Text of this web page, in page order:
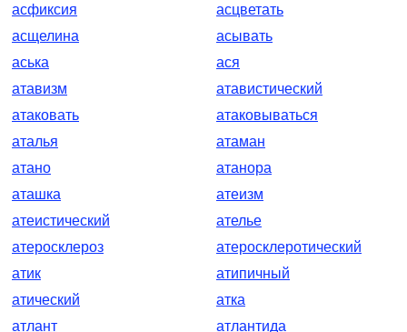
асфиксия
асцветать
асщелина
асывать
аська
ася
атавизм
атавистический
атаковать
атаковываться
аталья
атаман
атано
атанора
аташка
атеизм
атеистический
ателье
атеросклероз
атеросклеротический
атик
атипичный
атический
атка
атлант
атлантида